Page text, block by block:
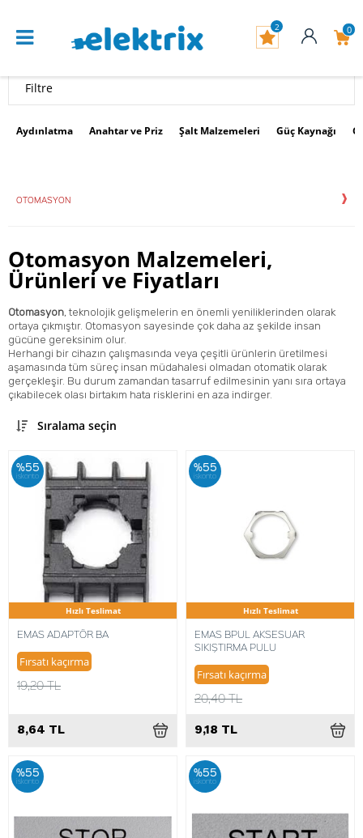
0
2
Filtre
Aydınlatma Anahtar ve Priz Şalt Malzemeleri Güç Kaynağı
OTOMASYON
Otomasyon Malzemeleri,
Ürünleri ve Fiyatları
Otomasyon , teknolojik gelişmelerin en önemli yeniliklerinden olarak
ortaya çıkmıştır. Otomasyon sayesinde çok daha az şekilde insan
gücüne gereksinim olur.
Herhangi bir cihazın çalışmasında veya çeşitli ürünlerin üretilmesi
aşamasında tüm süreç insan müdahalesi olmadan otomatik olarak
gerçekleşir. Bu durum zamandan tasarruf edilmesinin yanı sıra ortaya
çıkabilecek olası birtakım hata risklerini en aza indirger.
Sıralama seçin
%55
iskonto
Hızlı Teslimat
EMAS ADAPTÖR BA
Fırsatı kaçırma
19,20 TL
8,64 TL
%55
iskonto
Hızlı Teslimat
EMAS BPUL AKSESUAR
SIKIŞTIRMA PULU
Fırsatı kaçırma
20,40 TL
9,18 TL
%55
iskonto
%55
iskonto